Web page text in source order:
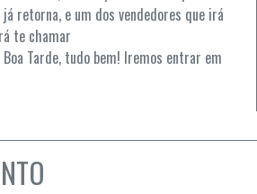
retorna, e um dos vendedores que irá
te chamar
Tarde, tudo bem! Iremos entrar em